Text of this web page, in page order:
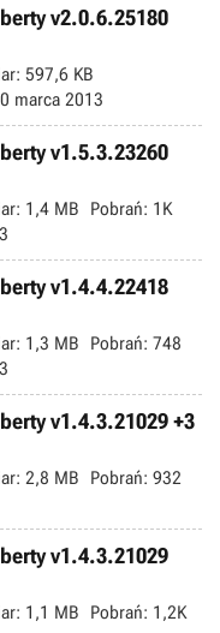
v2.0.6.25180
597,6 KB
marca 2013
v1.5.3.23260
1,4 MB Pobrań: 1K
v1.4.4.22418
1,3 MB Pobrań: 748
v1.4.3.21029 +3
2,8 MB Pobrań: 932
v1.4.3.21029
1,1 MB Pobrań: 1,2K